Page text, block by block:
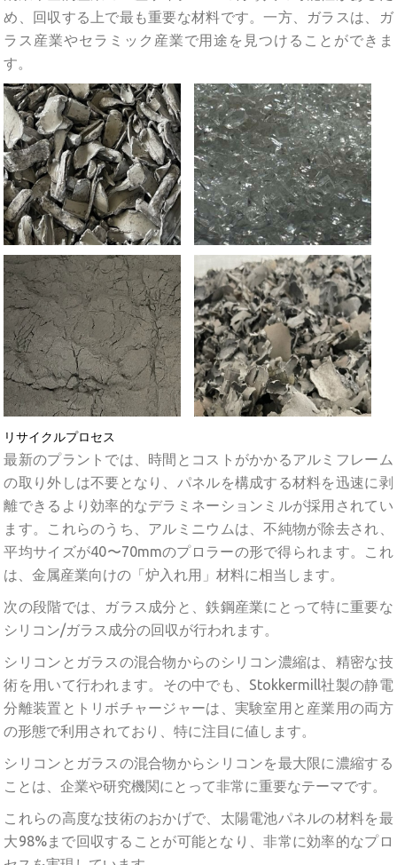
め、回収する上で最も重要な材料です。一方、ガラスは、ガ
ラス産業やセラミック産業で用途を見つけることができま
す。
リサイクルプロセス
最新のプラントでは、時間とコストがかかるアルミフレーム
の取り外しは不要となり、パネルを構成する材料を迅速に剥
離できるより効率的なデラミネーションミルが採用されてい
ます。これらのうち、アルミニウムは、不純物が除去され、
平均サイズが40〜70mmのプロラーの形で得られます。これ
は、金属産業向けの「炉入れ用」材料に相当します。
次の段階では、ガラス成分と、鉄鋼産業にとって特に重要な
シリコン/ガラス成分の回収が行われます。
シリコンとガラスの混合物からのシリコン濃縮は、精密な技
術を用いて行われます。その中でも、Stokkermill社製の静電
分離装置とトリボチャージャーは、実験室用と産業用の両方
の形態で利用されており、特に注目に値します。
シリコンとガラスの混合物からシリコンを最大限に濃縮する
ことは、企業や研究機関にとって非常に重要なテーマです。
これらの高度な技術のおかげで、太陽電池パネルの材料を最
大98%まで回収することが可能となり、非常に効率的なプロ